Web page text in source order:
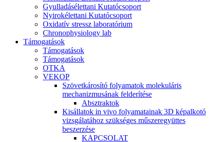
Gyulladásélettani Kutatócsoport
Nyirokélettani Kutatócsoport
Oxidatív stressz laboratórium
Chronophysiology lab
Támogatások
Támogatások
Támogatások
OTKA
VEKOP
Szövetkárosító folyamatok molekuláris
mechanizmusának felderítése
Absztraktok
Kisállatok in vivo folyamatainak 3D képalkotó
vizsgálatához szükséges műszeregyüttes
beszerzése
KAPCSOLAT